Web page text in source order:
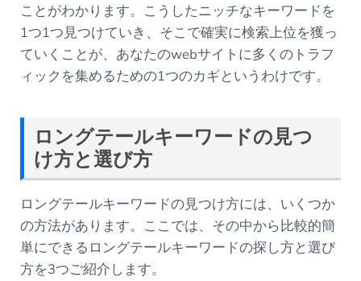
ことがわかります。こうしたニッチなキーワードを
1つ1つ見つけていき、そこで確実に検索上位を獲っ
ていくことが、あなたのwebサイトに多くのトラフ
ィックを集めるための1つのカギというわけです。
ロングテールキーワードの見つ
け方と選び方
ロングテールキーワードの見つけ方には、いくつか
の方法があります。ここでは、その中から比較的簡
単にできるロングテールキーワードの探し方と選び
方を3つご紹介します。